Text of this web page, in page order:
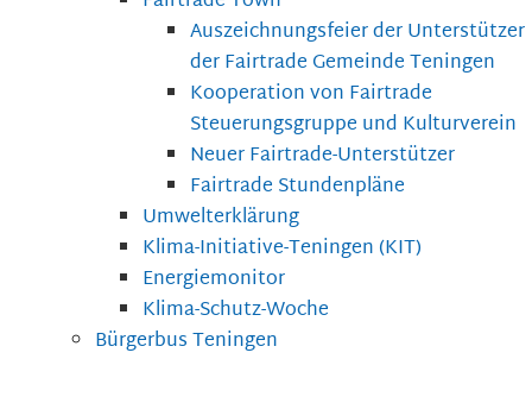
Auszeichnungsfeier der Unterstützer
der Fairtrade Gemeinde Teningen
Kooperation von Fairtrade
Steuerungsgruppe und Kulturverein
Neuer Fairtrade-Unterstützer
Fairtrade Stundenpläne
Umwelterklärung
Klima-Initiative-Teningen (KIT)
Energiemonitor
Klima-Schutz-Woche
Bürgerbus Teningen